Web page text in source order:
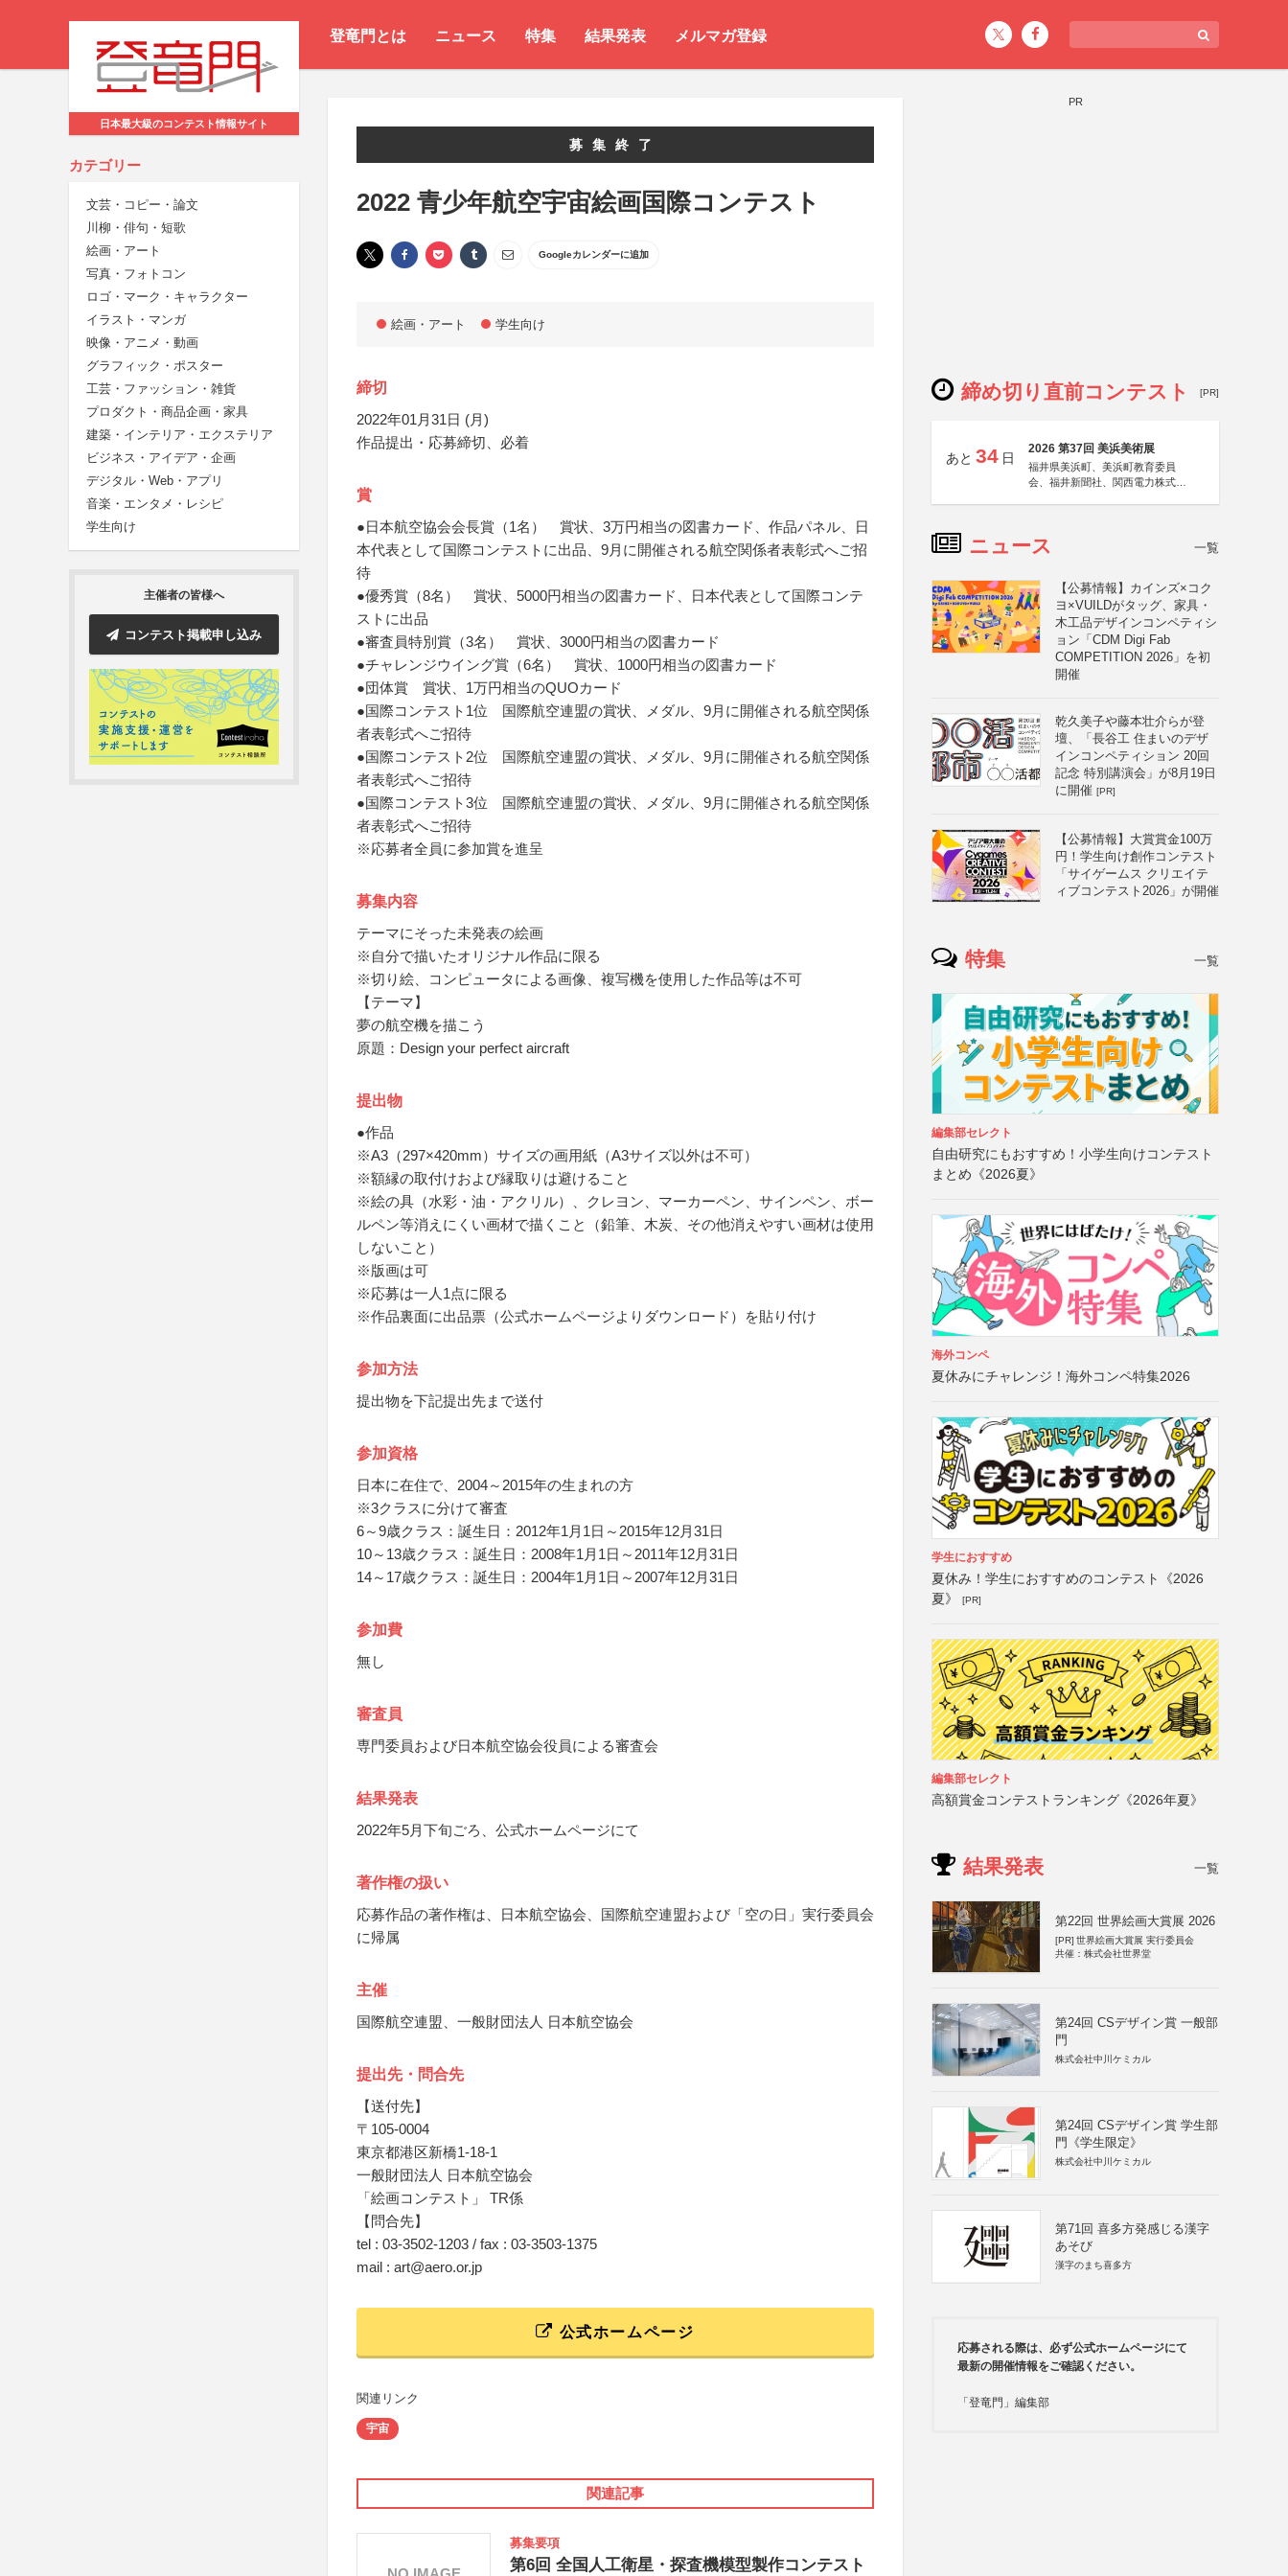
登竜門とは ニュース 特集 結果発表 メルマガ登録
日本最大級のコンテスト情報サイト
カテゴリー
文芸・コピー・論文
川柳・俳句・短歌
絵画・アート
写真・フォトコン
ロゴ・マーク・キャラクター
イラスト・マンガ
映像・アニメ・動画
グラフィック・ポスター
工芸・ファッション・雑貨
プロダクト・商品企画・家具
建築・インテリア・エクステリア
ビジネス・アイデア・企画
デジタル・Web・アプリ
音楽・エンタメ・レシピ
学生向け
主催者の皆様へ
コンテスト掲載申し込み
募集終了
2022 青少年航空宇宙絵画国際コンテスト
Googleカレンダーに追加
絵画・アート 学生向け
締切
2022年01月31日 (月)
作品提出・応募締切、必着
賞
●日本航空協会会長賞（1名） 賞状、3万円相当の図書カード、作品パネル、日
本代表として国際コンテストに出品、9月に開催される航空関係者表彰式へご招
待
●優秀賞（8名） 賞状、5000円相当の図書カード、日本代表として国際コンテ
ストに出品
●審査員特別賞（3名） 賞状、3000円相当の図書カード
●チャレンジウイング賞（6名） 賞状、1000円相当の図書カード
●団体賞 賞状、1万円相当のQUOカード
●国際コンテスト1位 国際航空連盟の賞状、メダル、9月に開催される航空関係
者表彰式へご招待
●国際コンテスト2位 国際航空連盟の賞状、メダル、9月に開催される航空関係
者表彰式へご招待
●国際コンテスト3位 国際航空連盟の賞状、メダル、9月に開催される航空関係
者表彰式へご招待
※応募者全員に参加賞を進呈
募集内容
テーマにそった未発表の絵画
※自分で描いたオリジナル作品に限る
※切り絵、コンピュータによる画像、複写機を使用した作品等は不可
【テーマ】
夢の航空機を描こう
原題：Design your perfect aircraft
提出物
●作品
※A3（297×420mm）サイズの画用紙（A3サイズ以外は不可）
※額縁の取付けおよび縁取りは避けること
※絵の具（水彩・油・アクリル）、クレヨン、マーカーペン、サインペン、ボー
ルペン等消えにくい画材で描くこと（鉛筆、木炭、その他消えやすい画材は使用
しないこと）
※版画は可
※応募は一人1点に限る
※作品裏面に出品票（公式ホームページよりダウンロード）を貼り付け
参加方法
提出物を下記提出先まで送付
参加資格
日本に在住で、2004～2015年の生まれの方
※3クラスに分けて審査
6～9歳クラス：誕生日：2012年1月1日～2015年12月31日
10～13歳クラス：誕生日：2008年1月1日～2011年12月31日
14～17歳クラス：誕生日：2004年1月1日～2007年12月31日
参加費
無し
審査員
専門委員および日本航空協会役員による審査会
結果発表
2022年5月下旬ごろ、公式ホームページにて
著作権の扱い
応募作品の著作権は、日本航空協会、国際航空連盟および「空の日」実行委員会
に帰属
主催
国際航空連盟、一般財団法人 日本航空協会
提出先・問合先
【送付先】
〒105-0004
東京都港区新橋1-18-1
一般財団法人 日本航空協会
「絵画コンテスト」 TR係
【問合先】
tel : 03-3502-1203 / fax : 03-3503-1375
mail : art@aero.or.jp
公式ホームページ
関連リンク
宇宙
関連記事
募集要項
第6回 全国人工衛星・探査機模型製作コンテスト
PR
締め切り直前コンテスト [PR]
あと 34 日
2026 第37回 美浜美術展
福井県美浜町、美浜町教育委員
会、福井新聞社、関西電力株式会
ニュース 一覧
【公募情報】カインズ×コク
ヨ×VUILDがタッグ、家具・
木工品デザインコンペティシ
ョン「CDM Digi Fab
COMPETITION 2026」を初
開催
乾久美子や藤本壮介らが登
壇、「長谷工 住まいのデザ
インコンペティション 20回
記念 特別講演会」が8月19日
に開催 [PR]
【公募情報】大賞賞金100万
円！学生向け創作コンテスト
「サイゲームス クリエイテ
ィブコンテスト2026」が開催
特集 一覧
編集部セレクト
自由研究にもおすすめ！小学生向けコンテスト
まとめ《2026夏》
海外コンペ
夏休みにチャレンジ！海外コンペ特集2026
学生におすすめ
夏休み！学生におすすめのコンテスト《2026
夏》
[PR]
編集部セレクト
高額賞金コンテストランキング《2026年夏》
結果発表 一覧
第22回 世界絵画大賞展 2026
[PR] 世界絵画大賞展 実行委員会
共催：株式会社世界堂
第24回 CSデザイン賞 一般部
門
株式会社中川ケミカル
第24回 CSデザイン賞 学生部
門《学生限定》
株式会社中川ケミカル
第71回 喜多方発感じる漢字
あそび
漢字のまち喜多方
応募される際は、必ず公式ホームページにて
最新の開催情報をご確認ください。
「登竜門」編集部